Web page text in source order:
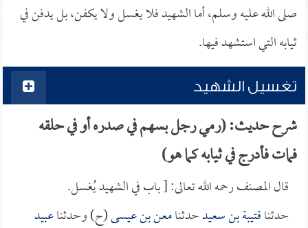
صلى الله عليه وسلم، أما الشهيد فلا يغسل ولا يكفن، بل يدفن في
ثيابه التي استشهد فيها.
تغسيل الشهيد
شرح حديث: (رمي رجل بسهم في صدره أو في حلقه
فمات فأدرج في ثيابه كما هو)
قال المصنف رحمه الله تعالى: [ باب في الشهيد يُغسل.
حدثناقتيبة بن سعيدحدثنامعن بن عيسى(ح) وحدثناعبيد